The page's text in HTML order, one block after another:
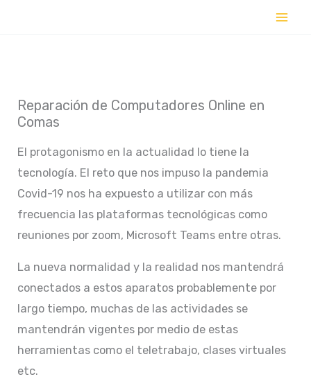
Reparación de Computadores Online en
Comas
El protagonismo en la actualidad lo tiene la
tecnología. El reto que nos impuso la pandemia
Covid-19 nos ha expuesto a utilizar con más
frecuencia las plataformas tecnológicas como
reuniones por zoom, Microsoft Teams entre otras.
La nueva normalidad y la realidad nos mantendrá
conectados a estos aparatos probablemente por
largo tiempo, muchas de las actividades se
mantendrán vigentes por medio de estas
herramientas como el teletrabajo, clases virtuales
etc.